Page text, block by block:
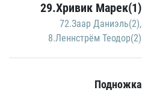
29.Хривик Марек(1)
72.Заар Даниэль(2),
8.Леннстрём Теодор(2)
Подножка